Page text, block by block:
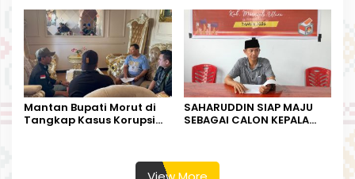
Mantan Bupati Morut di
Tangkap Kasus Korupsi
SAHARUDDIN SIAP MAJU
SEBAGAI CALON KEPALA